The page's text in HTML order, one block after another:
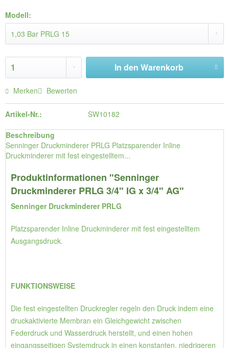
Modell:
In den Warenkorb
Merken Bewerten
Artikel-Nr.: SW10182
Beschreibung
Senninger Druckminderer PRLG Platzsparender Inline
Druckminderer mit fest eingestelltem...
Produktinformationen "Senninger
Druckminderer PRLG 3/4" IG x 3/4" AG"
Senninger Druckminderer PRLG
Platzsparender Inline Druckminderer mit fest eingestelltem
Ausgangsdruck.
FUNKTIONSWEISE
Die fest eingestellten Druckregler regeln den Druck indem eine
druckaktivierte Membran ein Gleichgewicht zwischen
Federdruck und Wasserdruck herstellt, und einen hohen
eingangsseitigen Systemdruck in einen konstanten, niedrigeren